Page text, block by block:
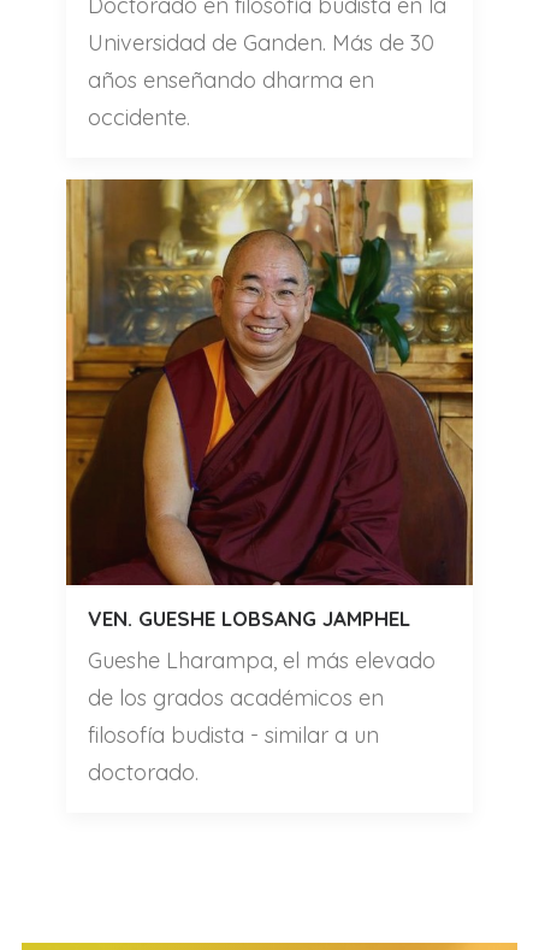
Universidad de Ganden. Más de 30
años enseñando dharma en
occidente.
VEN. GUESHE LOBSANG JAMPHEL
Gueshe Lharampa, el más elevado
de los grados académicos en
filosofía budista - similar a un
doctorado.